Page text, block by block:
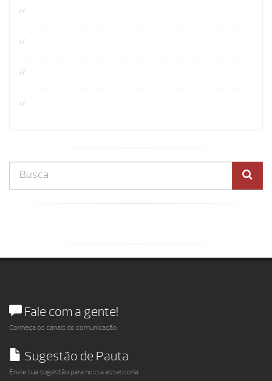
//
//
//
//
Fale com a gente!
Conheça os canais do comunicação
Sugestão de Pauta
Envie sua sugestão para nossa assessoria